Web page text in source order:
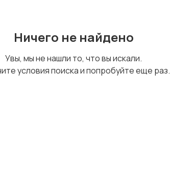
Ничего не найдено
Увы, мы не нашли то, что вы искали.
условия поиска и попробуйте еще раз.